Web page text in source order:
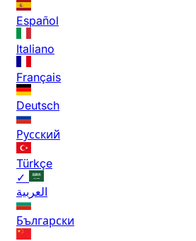
Español
Italiano
Français
Deutsch
Русский
Türkçe
✓
العربية
Български